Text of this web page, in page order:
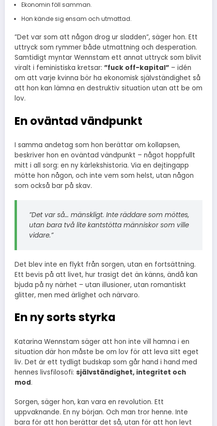
Ekonomin föll samman.
Hon kände sig ensam och utmattad.
”Det var som att någon drog ur sladden”, säger hon. Ett
uttryck som rymmer både utmattning och desperation.
Samtidigt myntar Wennstam ett annat uttryck som blivit
viralt i feministiska kretsar: ”fuck off-kapital” – idén
om att varje kvinna bör ha ekonomisk självständighet så
att hon kan lämna en destruktiv situation utan att be om
lov.
En oväntad vändpunkt
I samma andetag som hon berättar om kollapsen,
beskriver hon en oväntad vändpunkt – något hoppfullt
mitt i all sorg: en ny kärlekshistoria. Via en dejtingapp
mötte hon någon, och inte vem som helst, utan någon
som också bar på skav.
”Det var så… mänskligt. Inte räddare som möttes,
utan bara två lite kantstötta människor som ville
vidare.”
Det blev inte en flykt från sorgen, utan en fortsättning.
Ett bevis på att livet, hur trasigt det än känns, ändå kan
bjuda på ny närhet – utan illusioner, utan romantiskt
glitter, men med ärlighet och närvaro.
En ny sorts styrka
Katarina Wennstam säger att hon inte vill hamna i en
situation där hon måste be om lov för att leva sitt eget
liv. Det är ett tydligt budskap som går hand i hand med
hennes livsfilosofi: självständighet, integritet och
mod.
Sorgen, säger hon, kan vara en revolution. Ett
uppvaknande. En ny början. Och man tror henne. Inte
bara för att hon berättar det så, utan för att hon levt